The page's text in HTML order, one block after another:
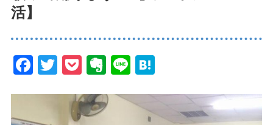
活】
Facebook
Twitter
PocketEvernote
Line